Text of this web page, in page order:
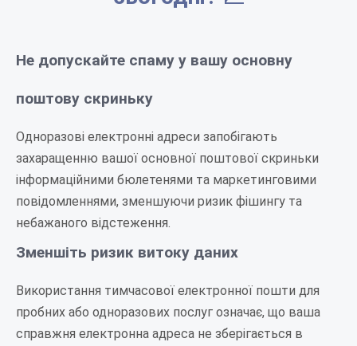
Не допускайте спаму у вашу основну
поштову скриньку
Одноразові електронні адреси запобігають
захаращенню вашої основної поштової скриньки
інформаційними бюлетенями та маркетинговими
повідомленнями, зменшуючи ризик фішингу та
небажаного відстеження.
Зменшіть ризик витоку даних
Використання тимчасової електронної пошти для
пробних або одноразових послуг означає, що ваша
справжня електронна адреса не зберігається в